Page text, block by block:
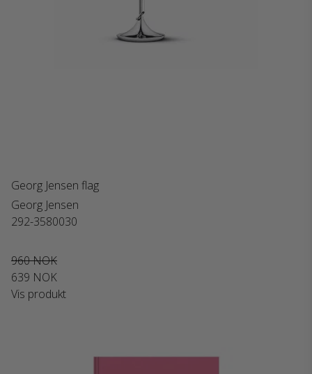
Georg Jensen flag
Georg Jensen
292-3580030
960 NOK
639 NOK
Vis produkt